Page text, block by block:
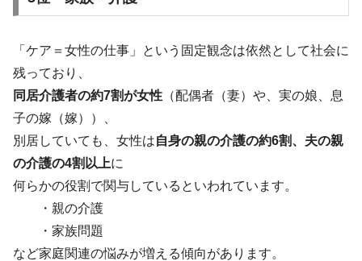
「ケア＝女性の仕事」という固定観念は依然として社会に
残っており、
同居介護者の約7割が女性 （配偶者（妻）や、実の娘、息
子の嫁（嫁））、
別居していても、女性は自身の親の介護の約6割、夫の親
の介護の4割以上に
何らかの役割で関与しているといわれています。
・親の介護
・家族問題
など家庭関連の悩みが増える傾向があります。